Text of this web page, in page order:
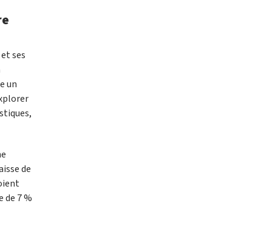
ses
un
de
de 7 %